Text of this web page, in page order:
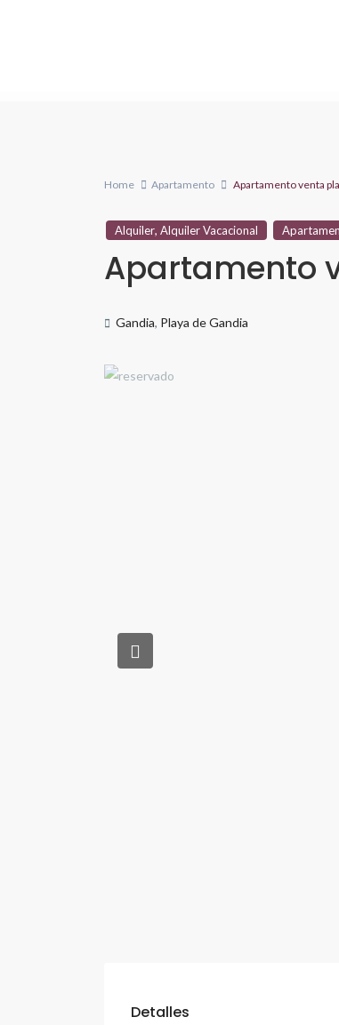
Home Apartamento Apartamento venta
Alquiler, Alquiler Vacacional
Apartamento
Gandia, Playa de Gandia
Detalles